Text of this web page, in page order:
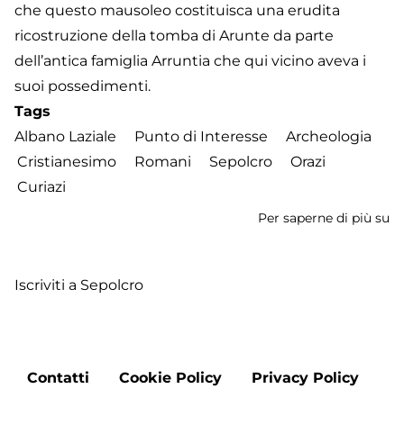
che questo mausoleo costituisca una erudita
ricostruzione della tomba di Arunte da parte
dell’antica famiglia Arruntia che qui vicino aveva i
suoi possedimenti.
Tags
Albano Laziale
Punto di Interesse
Archeologia
Cristianesimo
Romani Sepolcro
Orazi
Curiazi
Per saperne di più su
Iscriviti a Sepolcro
Footer
Contatti Cookie Policy Privacy Policy